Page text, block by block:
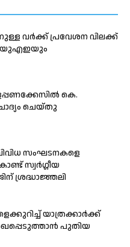
വര്‍ക്ക്‌ പ്രവേശന വിലക്ക്‌
യുഎഇയും
കെ.
ചെയ്തു
സംഘടനകളെ
സ്വർഗ്ഗീയ
ശ്രദ്ധാജ്ഞലി
യാത്രക്കാർക്ക്
പുതിയ